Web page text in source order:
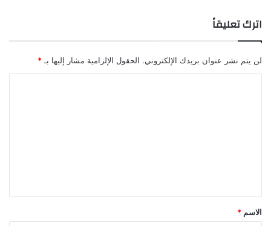
اترك تعليقاً
لن يتم نشر عنوان بريدك الإلكتروني. الحقول الإلزامية مشار إليها بـ *
*
الاسم *